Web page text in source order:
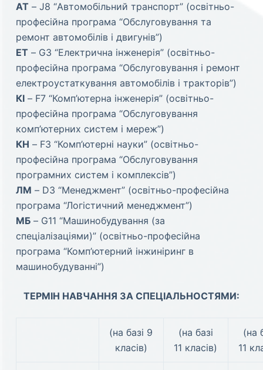
АТ – J8 “Автомобільний транспорт” (освітньо-
професійна програма “Обслуговування та
ремонт автомобілів і двигунів”)
ЕТ – G3 “Електрична інженерія” (освітньо-
професійна програма “Обслуговування і ремонт
електроустаткування автомобілів і тракторів”)
КІ– F7 “Комп’ютерна інженерія” (освітньо-
професійна програма “Обслуговування
комп’ютерних систем і мереж”)
КН – F3 “Комп’ютерні науки” (освітньо-
професійна програма “Обслуговування
програмних систем і комплексів”)
ЛМ – D3 “Менеджмент” (освітньо-професійна
програма “Логістичний менеджмент”)
МБ– G11 “Машинобудування (за
спеціалізаціями)” (освітньо-професійна
програма “Комп’ютерний інжиніринг в
машинобудуванні”)
ТЕРМІН НАВЧАННЯ ЗА СПЕЦІАЛЬНОСТЯМИ:
(на базі 9
класів)
(на базі
11 класів)
(на
11